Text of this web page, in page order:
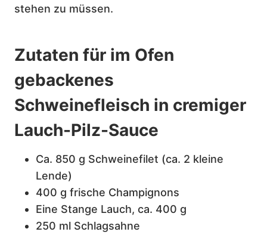
stehen zu müssen.
Zutaten für im Ofen
gebackenes
Schweinefleisch in cremiger
Lauch-Pilz-Sauce
Ca. 850 g Schweinefilet (ca. 2 kleine
Lende)
400 g frische Champignons
Eine Stange Lauch, ca. 400 g
250 ml Schlagsahne